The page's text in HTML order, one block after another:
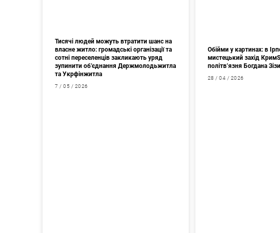
Тисячі людей можуть втратити шанс на
власне житло: громадські організації та
сотні переселенців закликають уряд
зупинити об’єднання Держмолодьжитла
та Укрфінжитла
7 / 05 / 2026
Обійми у картинах: в
мистецький захід
політв’язня Богдана Зізи
28 / 04 / 2026